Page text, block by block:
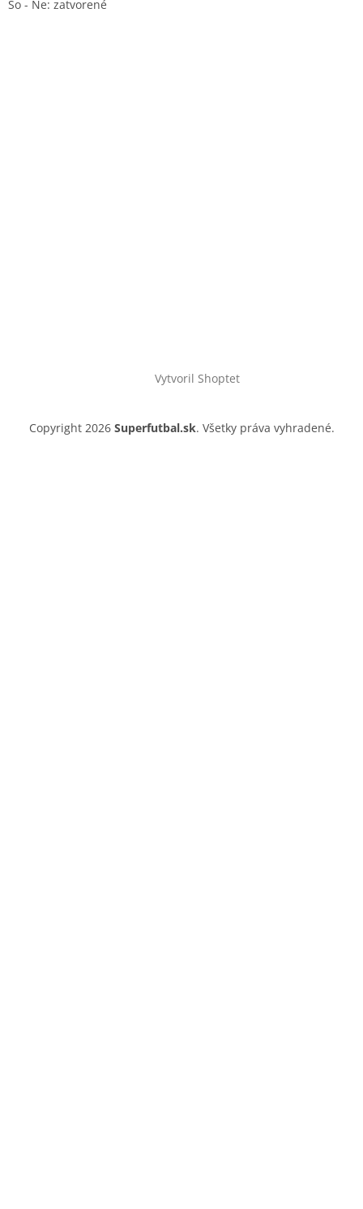
So - Ne: zatvorené
Vytvoril Shoptet
Copyright 2026 Superfutbal.sk. Všetky práva vyhradené.